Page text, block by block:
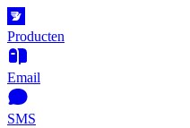
Producten
Email
SMS